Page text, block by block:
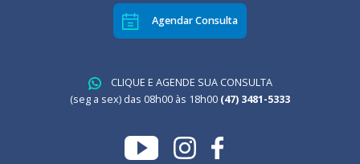
Agendar Consulta
CLIQUE E AGENDE SUA CONSULTA
(seg a sex) das 08h00 às 18h00 (47) 3481-5333